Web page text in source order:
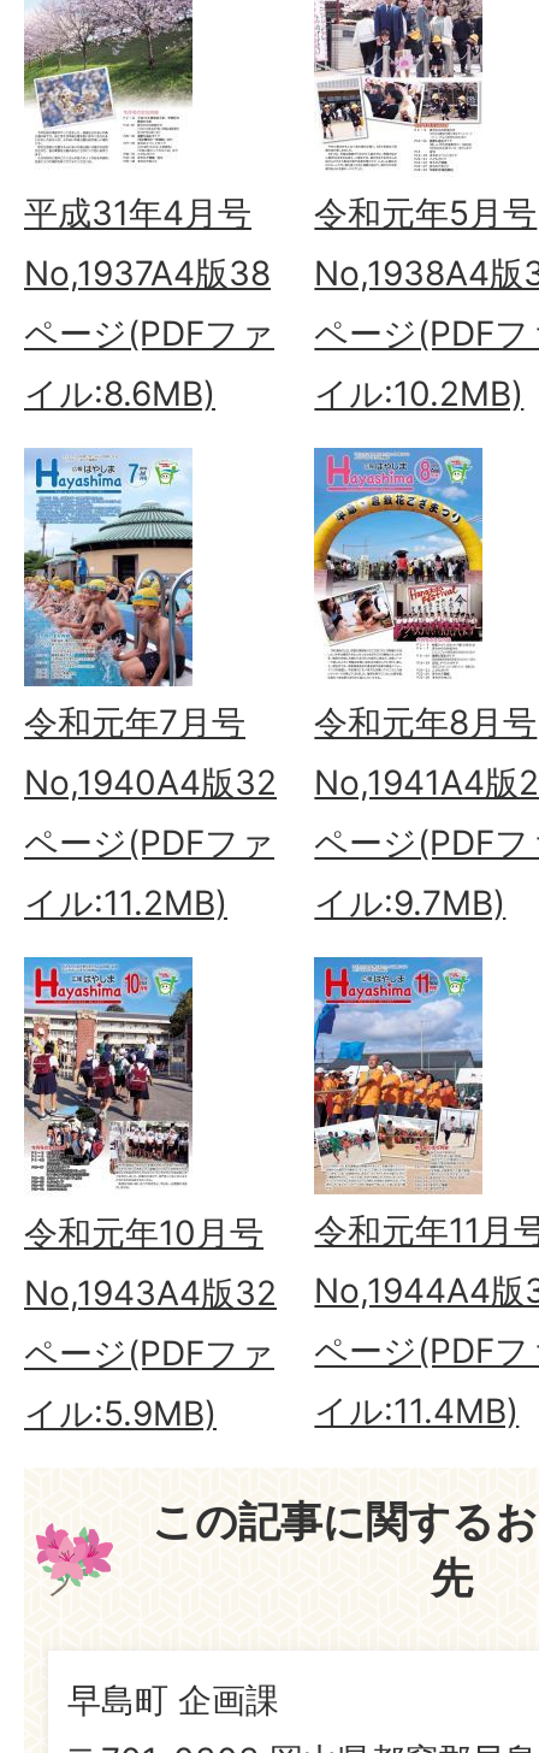
平成31年4月号
No,1937A4版38
ページ(PDFファ
イル:8.6MB)
令和元年5月号
No,1938A4版
ページ(PDFフ
イル:10.2MB)
令和元年7月号
No,1940A4版32
ページ(PDFファ
イル:11.2MB)
令和元年8月号
No,1941A4版
ページ(PDFフ
イル:9.7MB)
令和元年10月号
No,1943A4版32
ページ(PDFファ
イル:5.9MB)
令和元年11月
No,1944A4版
ページ(PDFフ
イル:11.4MB)
この記事に関する
先
早島町 企画課